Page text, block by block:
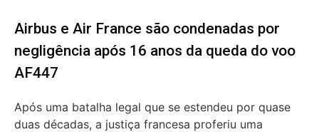
Airbus e Air France são condenadas por
negligência após 16 anos da queda do voo
AF447
Após uma batalha legal que se estendeu por quase
duas décadas, a justiça francesa proferiu uma